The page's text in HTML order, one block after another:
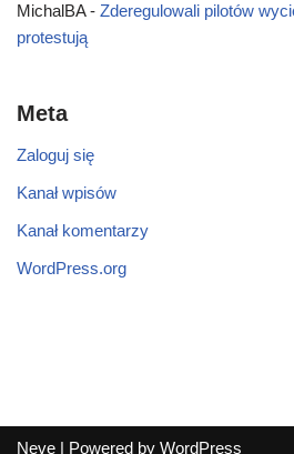
MichalBA- Zderegulowali pilotów
protestują
Meta
Zaloguj się
Kanał wpisów
Kanał komentarzy
WordPress.org
Neve | Powered by WordPress